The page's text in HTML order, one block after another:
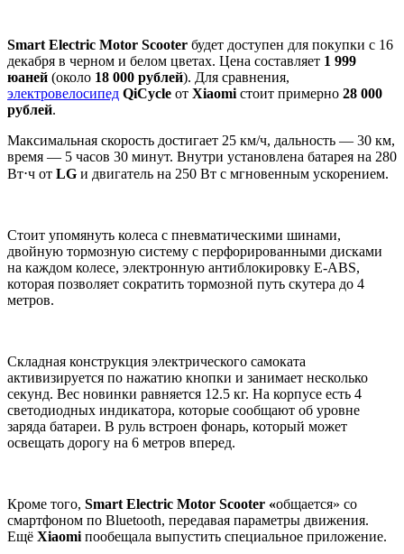
Smart Electric Motor Scooter будет доступен для покупки с 16
декабря в черном и белом цветах. Цена составляет 1 999
юаней (около 18 000 рублей). Для сравнения,
электровелосипед QiCycle от Xiaomi стоит примерно 28 000
рублей.
Максимальная скорость достигает 25 км/ч, дальность — 30 км,
время — 5 часов 30 минут. Внутри установлена батарея на 280
Вт⋅ч от LG и двигатель на 250 Вт с мгновенным ускорением.
Стоит упомянуть колеса с пневматическими шинами,
двойную тормозную систему с перфорированными дисками
на каждом колесе, электронную антиблокировку E-ABS,
которая позволяет сократить тормозной путь скутера до 4
метров.
Складная конструкция электрического самоката
активизируется по нажатию кнопки и занимает несколько
секунд. Вес новинки равняется 12.5 кг. На корпусе есть 4
светодиодных индикатора, которые сообщают об уровне
заряда батареи. В руль встроен фонарь, который может
освещать дорогу на 6 метров вперед.
Кроме того, Smart Electric Motor Scooter «общается» со
смартфоном по Bluetooth, передавая параметры движения.
Ещё Xiaomi пообещала выпустить специальное приложение.